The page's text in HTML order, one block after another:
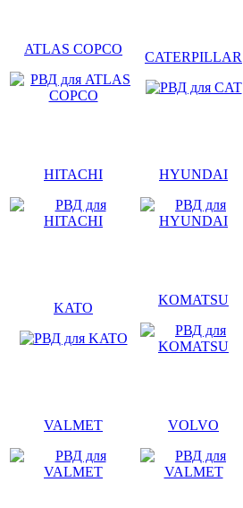
ATLAS COPCO
CATERPILLAR
HITACHI HYUNDAI
KATO
KOMATSU
VALMET VOLVO